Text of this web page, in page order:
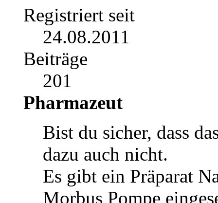
04.02.2013,21:50
Pancha
Profil
Beiträge anzeigen
Private Nachricht
Blog anzeigen
Artikel anzeigen